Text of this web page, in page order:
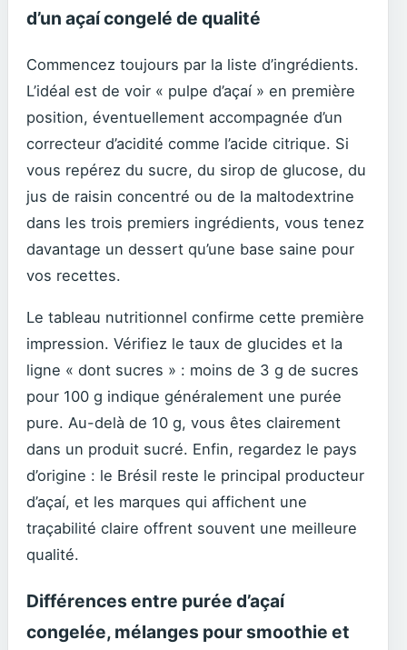
d’un açaí congelé de qualité
Commencez toujours par la liste d’ingrédients.
L’idéal est de voir « pulpe d’açaí » en première
position, éventuellement accompagnée d’un
correcteur d’acidité comme l’acide citrique. Si
vous repérez du sucre, du sirop de glucose, du
jus de raisin concentré ou de la maltodextrine
dans les trois premiers ingrédients, vous tenez
davantage un dessert qu’une base saine pour
vos recettes.
Le tableau nutritionnel confirme cette première
impression. Vérifiez le taux de glucides et la
ligne « dont sucres » : moins de 3 g de sucres
pour 100 g indique généralement une purée
pure. Au-delà de 10 g, vous êtes clairement
dans un produit sucré. Enfin, regardez le pays
d’origine : le Brésil reste le principal producteur
d’açaí, et les marques qui affichent une
traçabilité claire offrent souvent une meilleure
qualité.
Différences entre purée d’açaí
congelée, mélanges pour smoothie et